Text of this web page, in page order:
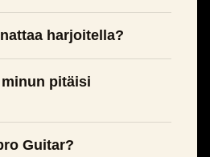
harjoitella?
pitäisi
Guitar?